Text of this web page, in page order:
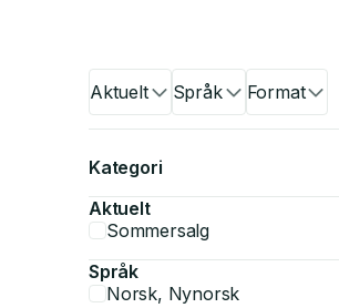
Aktuelt Språk Format
Kategori
Aktuelt
Sommersalg
Språk
Norsk, Nynorsk